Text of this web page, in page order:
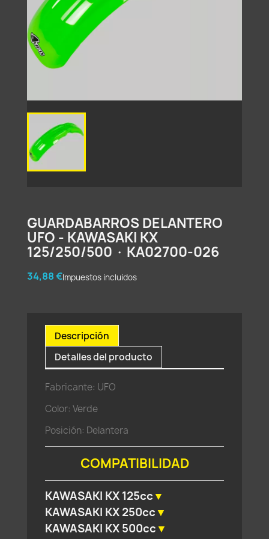
GUARDABARROS DELANTERO
UFO - KAWASAKI KX
125/250/500 · KA02700-026
34,88 €Impuestos incluidos
Descripción
Detalles del producto
Fabricante: UFO
Color: Verde
Posición: Delantera
COMPATIBILIDAD
KAWASAKI KX 125cc▼
1986
1987
1988
1991
1992
KAWASAKI KX 250cc▼
1987
1992
KAWASAKI KX 500cc▼